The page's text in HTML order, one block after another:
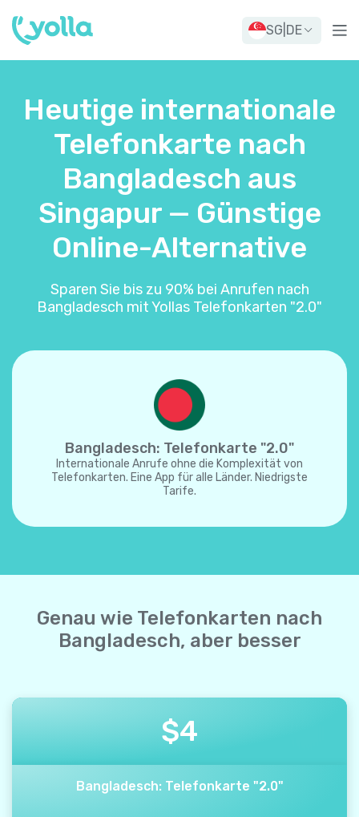
SG DE
Heutige internationale
Telefonkarte nach
Bangladesch aus
Singapur — Günstige
Online-Alternative
Sparen Sie bis zu 90% bei Anrufen nach
Bangladesch mit Yollas Telefonkarten "2.0"
Bangladesch: Telefonkarte "2.0"
Internationale Anrufe ohne die Komplexität von
Telefonkarten. Eine App für alle Länder. Niedrigste
Tarife.
Genau wie Telefonkarten nach
Bangladesch, aber besser
$4
Bangladesch: Telefonkarte "2.0"